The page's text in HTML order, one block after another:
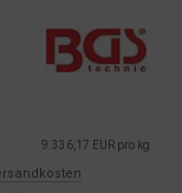
9.336,17 EUR pro kg